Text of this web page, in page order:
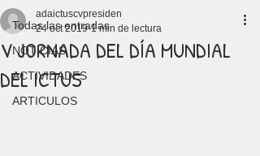
Todas las entradas
NOTICIAS
ACTIVIDADES
ARTICULOS
V JORNADA DEL DÍA MUNDIAL
DEL ICTUS
adaictuscvpresiden
24 oct 2019 1 min de lectura